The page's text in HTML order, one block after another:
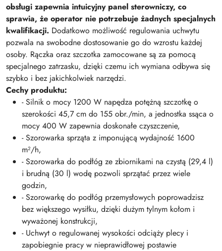
obsługi zapewnia intuicyjny panel sterowniczy, co
sprawia, że operator nie potrzebuje żadnych specjalnych
kwalifikacji. Dodatkowo możliwość regulowania uchwytu
pozwala na swobodne dostosowanie go do wzrostu każdej
osoby. Rączka oraz szczotka zamocowane są za pomocą
specjalnego zatrzasku, dzięki czemu ich wymiana odbywa się
szybko i bez jakichkolwiek narzędzi.
Cechy produktu:
- Silnik o mocy 1200 W napędza potężną szczotkę o
szerokości 45,7 cm do 155 obr./min, a jednostka ssąca o
mocy 400 W zapewnia doskonałe czyszczenie,
- Szorowarka sprząta z imponującą wydajność 1600
m²/h,
- Szorowarka do podłóg ze zbiornikami na czystą (29,4 l)
i brudną (30 l) wodę pozwoli sprzątać przez wiele
godzin,
- Szorowarkę do podłóg przemysłowych poprowadzisz
bez większego wysiłku, dzięki dużym tylnym kołom i
wyważonej konstrukcji,
- Uchwyt o regulowanej wysokości odciąży plecy i
zapobiegnie pracy w nieprawidłowej postawie